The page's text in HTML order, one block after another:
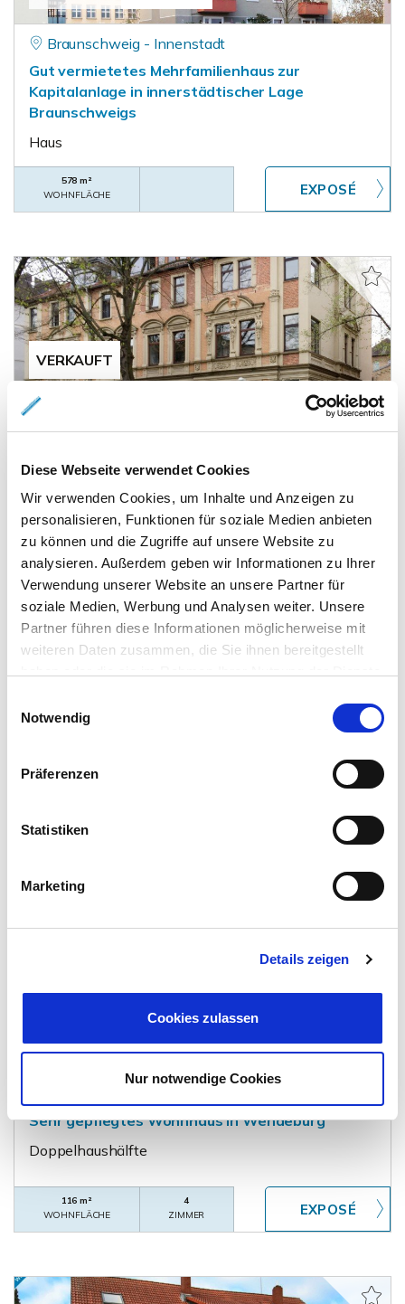
Diese Webseite verwendet Cookies
Wir verwenden Cookies, um Inhalte und Anzeigen zu
personalisieren, Funktionen für soziale Medien anbieten
zu können und die Zugriffe auf unsere Website zu
analysieren. Außerdem geben wir Informationen zu Ihrer
Verwendung unserer Website an unsere Partner für
soziale Medien, Werbung und Analysen weiter. Unsere
Partner führen diese Informationen möglicherweise mit
weiteren Daten zusammen, die Sie ihnen bereitgestellt
Notwendig
Präferenzen
Statistiken
Marketing
Details zeigen
Cookies zulassen
Nur notwendige Cookies
Braunschweig - Innenstadt
Gut vermietetes Mehrfamilienhaus zur
Kapitalanlage in innerstädtischer Lage
Braunschweigs
Haus
578 m²
WOHNFLÄCHE
VERKAUFT
Haus
526 m²
WOHNFLÄCHE
198.500,- € VERKAUFT
Sehr gepflegtes Wohnhaus in Wendeburg
Doppelhaushälfte
116 m²
WOHNFLÄCHE
4
ZIMMER